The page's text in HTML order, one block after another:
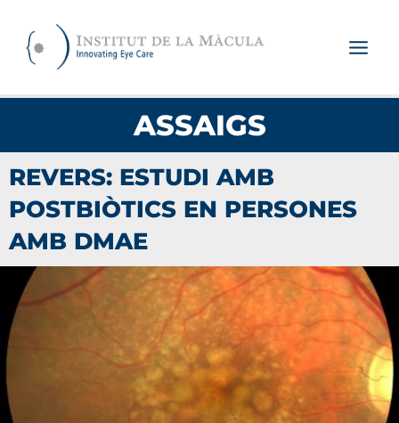
contingut
ASSAIGS
REVERS: ESTUDI AMB
POSTBIÒTICS EN PERSONES
AMB DMAE